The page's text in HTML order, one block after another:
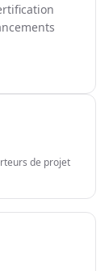
de projet